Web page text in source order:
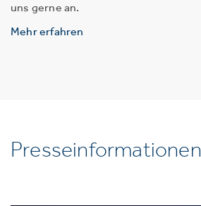
uns gerne an.
Mehr erfahren
Presseinformationen